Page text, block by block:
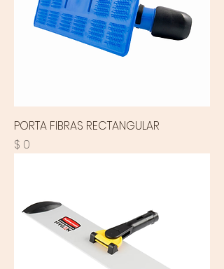
PORTA FIBRAS RECTANGULAR
Precio
$ 0